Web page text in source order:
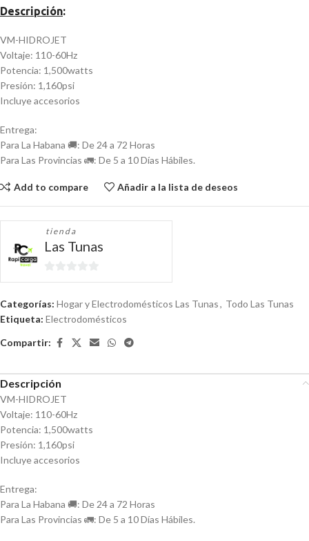
Descripción:
VM-HIDROJET
Voltaje: 110-60Hz
Potencia: 1,500watts
Presión: 1,160psi
Incluye accesorios
Entrega:
Para La Habana 🚚: De 24 a 72 Horas
Para Las Provincias 🚛: De 5 a 10 Días Hábiles.
Add to compare Añadir a la lista de deseos
tienda
Las Tunas
0
Categorías: Hogar y Electrodomésticos Las Tunas, Todo Las Tunas
Etiqueta: Electrodomésticos
Compartir:
Descripción
VM-HIDROJET
Voltaje: 110-60Hz
Potencia: 1,500watts
Presión: 1,160psi
Incluye accesorios
Entrega:
Para La Habana 🚚: De 24 a 72 Horas
Para Las Provincias 🚛: De 5 a 10 Días Hábiles.